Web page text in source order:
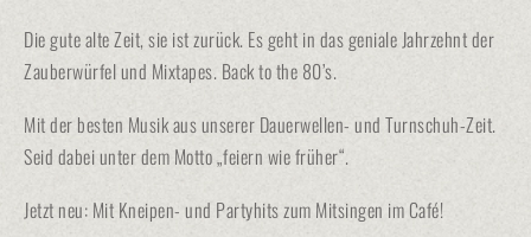
Die gute alte Zeit, sie ist zurück. Es geht in das geniale Jahrzehnt der
Zauberwürfel und Mixtapes. Back to the 80’s.
Mit der besten Musik aus unserer Dauerwellen- und Turnschuh-Zeit.
Seid dabei unter dem Motto „feiern wie früher“.
Jetzt neu: Mit Kneipen- und Partyhits zum Mitsingen im Café!